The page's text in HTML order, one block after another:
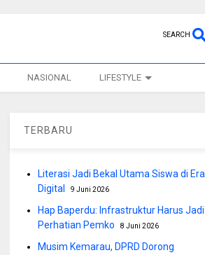
SEARCH
NASIONAL LIFESTYLE
TERBARU
Literasi Jadi Bekal Utama Siswa di Era
Digital
9 Juni 2026
Hap Baperdu: Infrastruktur Harus Jadi
Perhatian Pemko
8 Juni 2026
Musim Kemarau, DPRD Dorong